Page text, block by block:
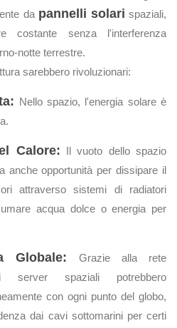
da pannelli solari spaziali,
costante senza l'interferenza
notte terrestre.
sarebbero rivoluzionari:
Nello spazio, l'energia solare è
Calore: Il vuoto dello spazio
anche opportunità per dissipare il
attraverso sistemi di radiatori
acqua dolce o energia per
Globale: Grazie alla rete
server spaziali potrebbero
con ogni punto del globo,
dai cavi sottomarini per certi